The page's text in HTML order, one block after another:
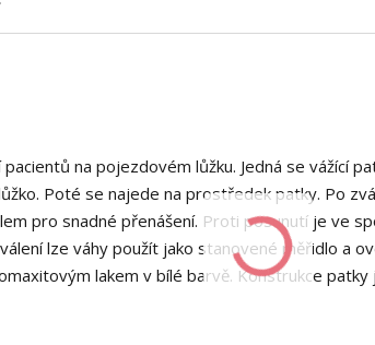
na pojezdovém lůžku. Jedná se vážící
Poté se najede na prostředek patky. Po
pro snadné přenášení. Proti posunutí je ve
lze váhy použít jako stanovené měřidlo a
lakem v bílé barvě. Konstrukce